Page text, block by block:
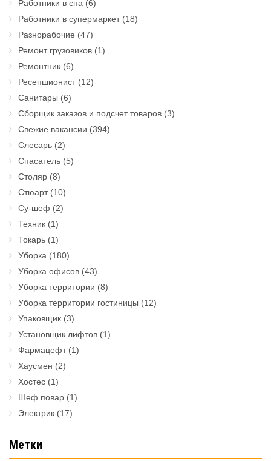
Работники в спа (6)
Работники в супермаркет(18)
Разнорабочие (47)
Ремонт грузовиков (1)
Ремонтник (6)
Ресепшионист(12)
Санитары (6)
Сборщик заказов и подсчет товаров (3)
Свежие вакансии (394)
Слесарь (2)
Спасатель (5)
Столяр (8)
Стюарт(10)
Су-шеф (2)
Техник (1)
Токарь (1)
Уборка (180)
Уборка офисов (43)
Уборка территории (8)
Уборка территории гостиницы (12)
Упаковщик (3)
Установщик лифтов (1)
Фармацефт(1)
Хаусмен (2)
Хостес (1)
Шеф повар (1)
Электрик (17)
Метки